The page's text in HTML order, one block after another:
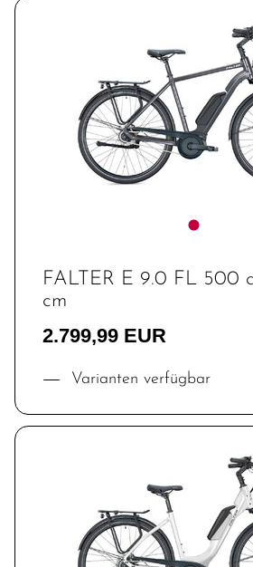
FALTER E 9.0 FL 500
cm
2.799,99 EUR
Varianten verfügbar